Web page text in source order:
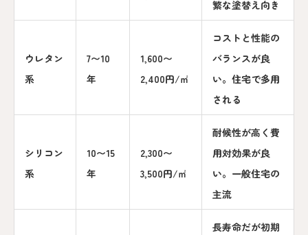
繁な塗替え向き
ウレタン
系
7〜10
年
1,600〜
2,400円/㎡
コストと性能の
バランスが良
い。住宅で多用
される
シリコン
系
10〜15
年
2,300〜
3,500円/㎡
耐候性が高く費
用対効果が良
い。一般住宅の
主流
長寿命だが初期